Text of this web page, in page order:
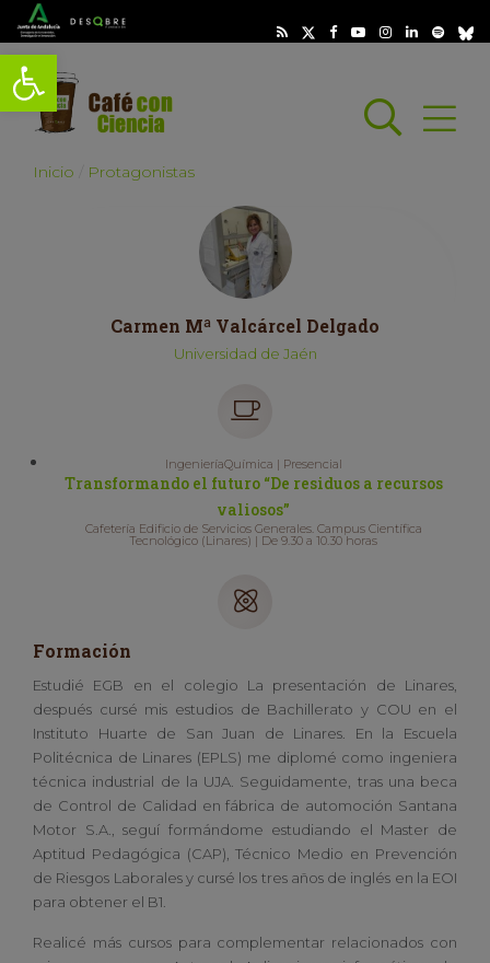
Abrir barra de herramientas
Abrir
Inicio Protagonistas
Carmen Mª Valcárcel Delgado
Universidad de Jaén
IngenieríaQuímica | Presencial
Transformando el futuro “De residuos a recursos
valiosos”
Cafetería Edificio de Servicios Generales. Campus Científica
Tecnológico (Linares) | De 9.30 a 10.30 horas
Formación
Estudié EGB en el colegio La presentación de Linares,
después cursé mis estudios de Bachillerato y COU en el
Instituto Huarte de San Juan de Linares. En la Escuela
Politécnica de Linares (EPLS) me diplomé como ingeniera
técnica industrial de la UJA. Seguidamente, tras una beca
de Control de Calidad en fábrica de automoción Santana
Motor S.A., seguí formándome estudiando el Master de
Aptitud Pedagógica (CAP), Técnico Medio en Prevención
de Riesgos Laborales y cursé los tres años de inglés en la EOI
para obtener el B1.
Realicé más cursos para complementar relacionados con